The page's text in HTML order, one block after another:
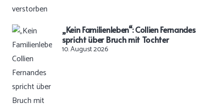
„Kein Familienleben“: Collien Fernandes
spricht über Bruch mit Tochter
10. August 2026